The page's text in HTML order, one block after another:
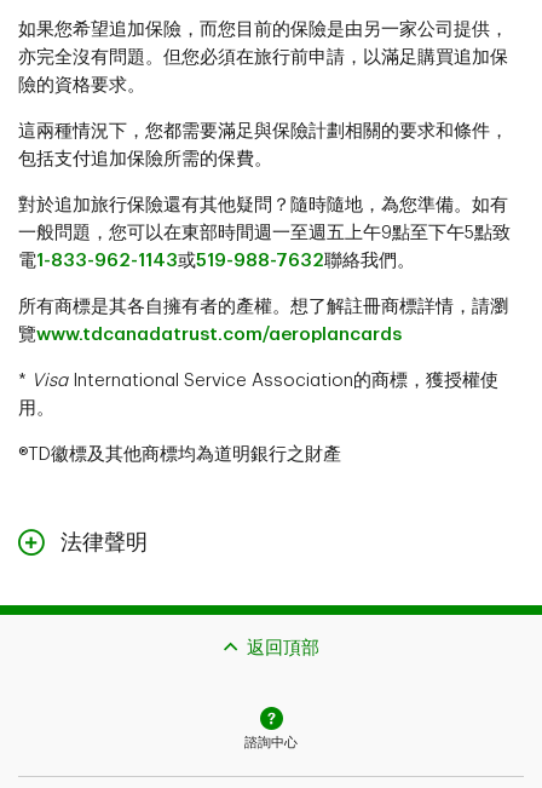
如果您希望追加保險，而您目前的保險是由另一家公司提供，
亦完全沒有問題。但您必須在旅行前申請，以滿足購買追加保
險的資格要求。
這兩種情況下，您都需要滿足與保險計劃相關的要求和條件，
包括支付追加保險所需的保費。
對於追加旅行保險還有其他疑問？隨時隨地，為您準備。如有
一般問題，您可以在東部時間週一至週五上午9點至下午5點致
電1-833-962-1143或519-988-7632聯絡我們。
所有商標是其各自擁有者的產權。想了解註冊商標詳情，請瀏
覽www.tdcanadatrust.com/aeroplancards
* VisaInternational Service Association的商標，獲授權使
用。
®TD徽標及其他商標均為道明銀行之財產
法律聲明
議。此處包含的資料如有更改，恕不另行通知。與獲得牌
照的專業保險顧問就您具體的情況進行商討。
返回頂部
諮詢中心